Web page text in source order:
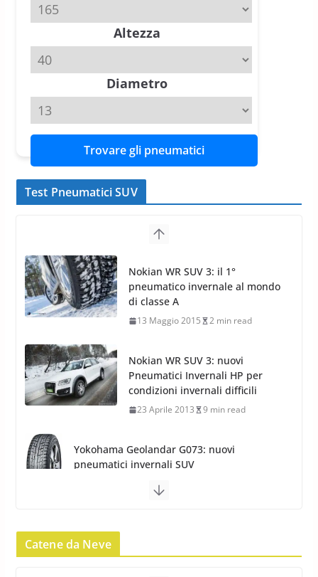
Michelin Pilot Sport 4 S – Test
su Range Rover Sport D350 HST
11 Aprile 2026 15 min read
Altezza
Diametro
Trovare gli pneumatici
Test Pneumatici SUV
Nokian WR SUV 3: il 1°
pneumatico invernale al mondo
di classe A
13 Maggio 2015 2 min read
Nokian WR SUV 3: nuovi
Pneumatici Invernali HP per
condizioni invernali difficili
23 Aprile 2013 9 min read
Yokohama Geolandar G073: nuovi
pneumatici invernali SUV
17 Febbraio 2022 6 min read
Catene da Neve